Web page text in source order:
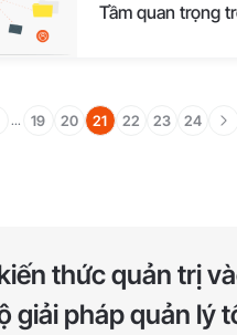
Tầm quan trọng
... 19 20 21 22 23 24
thức quản trị
giải pháp quản lý